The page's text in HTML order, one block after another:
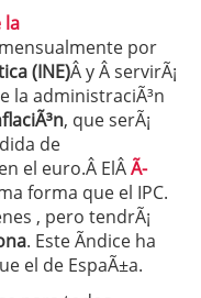
la
por
(INE)Â y Â servirÃ¡
la administraciÃ³n
, que serÃ¡
de
el euro.Â ElÂÃ­
forma que el IPC.
, pero tendrÃ¡
. Este Ã­ndice ha
el de EspaÃ±a.